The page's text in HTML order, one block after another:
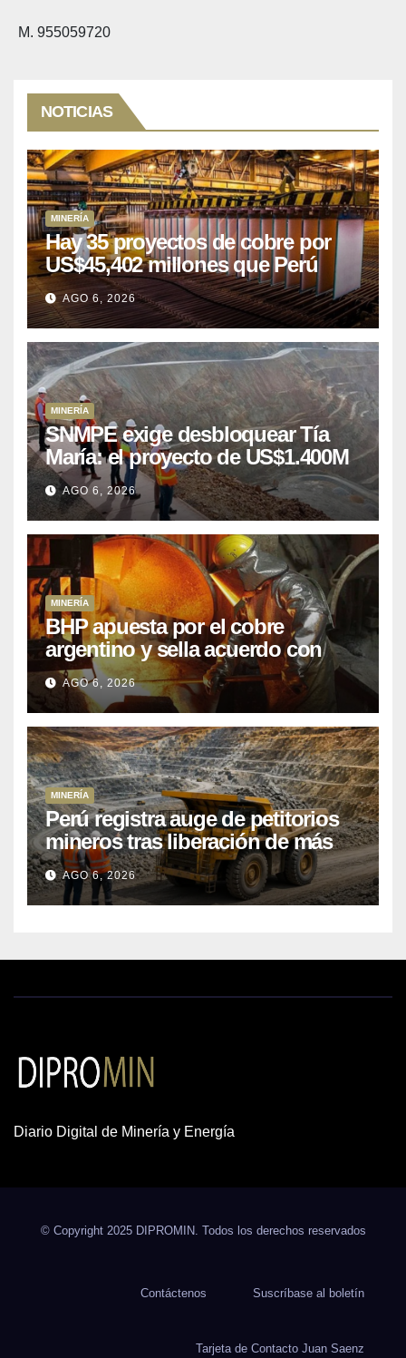
M. 955059720
NOTICIAS
MINERÍA
Hay 35 proyectos de cobre por
US$45,402 millones que Perú
puede aprovechar
AGO 6, 2026
MINERÍA
SNMPE exige desbloquear Tía
María: el proyecto de US$1.400M
que Perú lleva 15 años
posponiendo
AGO 6, 2026
MINERÍA
BHP apuesta por el cobre
argentino y sella acuerdo con
Kobrea para siete proyecto
AGO 6, 2026
MINERÍA
Perú registra auge de petitorios
mineros tras liberación de más
de mil concesiones para explorar
cobre y oro
AGO 6, 2026
Diario Digital de Minería y Energía
© Copyright 2025 DIPROMIN. Todos los derechos reservados
Contáctenos Suscríbase al boletín
Tarjeta de Contacto Juan Saenz